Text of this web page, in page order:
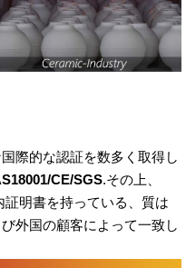
際的な認証を数多く取得し
CE/SGS.その上、
明書を持っている、質は
外国の顧客によって一致し